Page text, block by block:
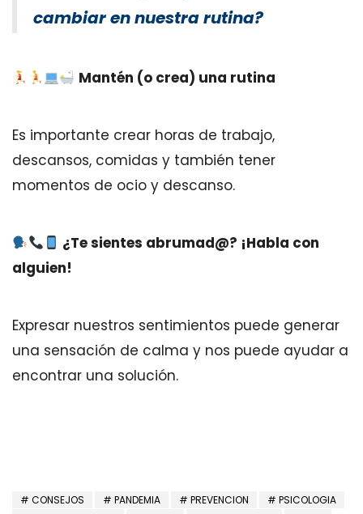
cambiar en nuestra rutina?
Mantén (o crea) una rutina
Es importante crear horas de trabajo,
descansos, comidas y también tener
momentos de ocio y descanso.
¿Te sientes abrumad@? ¡Habla con
alguien!
Expresar nuestros sentimientos puede generar
una sensación de calma y nos puede ayudar a
encontrar una solución.
CONSEJOS PANDEMIA PREVENCION
PSICOLOGIA